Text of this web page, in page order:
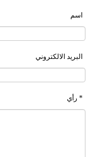
اسم
البريد الالكتروني
* رأي